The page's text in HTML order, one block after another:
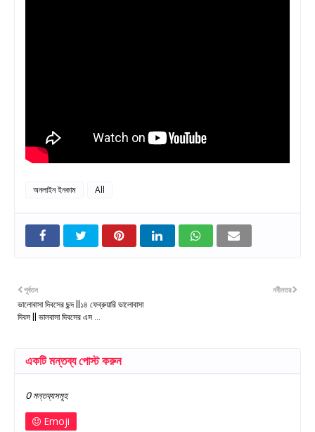
অনলাইন ইনকাম All
নবীনতর
পূর্বতন
ভালোবাসা দিবসের ছন্দ ||১৪ ফেব্রুয়ারি ভালোবাসা
দিবস || ভালবাসা দিবসের এস ...
একটি মন্তব্য পোস্ট করুন
0 মন্তব্যসমূহ
Emoji